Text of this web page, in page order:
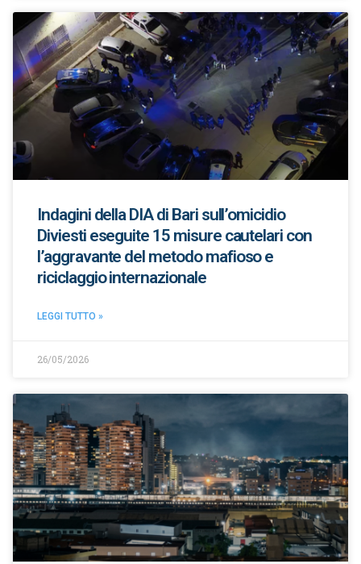
Indagini della DIA di Bari sull’omicidio
Diviesti eseguite 15 misure cautelari con
l’aggravante del metodo mafioso e
riciclaggio internazionale
LEGGI TUTTO »
26/05/2026